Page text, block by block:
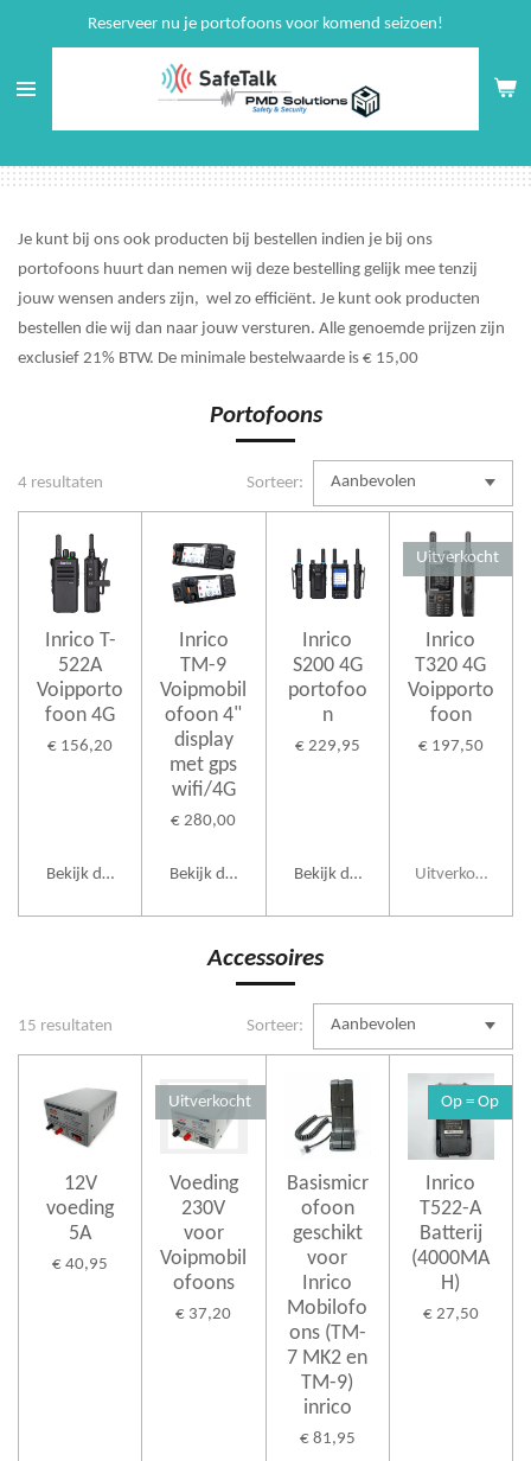
naar
Reserveer nu je portofoons voor komend seizoen!
Je kunt bij ons ook producten bij bestellen indien je bij ons
portofoons huurt dan nemen wij deze bestelling gelijk mee tenzij
jouw wensen anders zijn, wel zo efficiënt. Je kunt ook producten
bestellen die wij dan naar jouw versturen. Alle genoemde prijzen zijn
exclusief 21% BTW. De minimale bestelwaarde is € 15,00
Portofoons
4 resultaten Sorteer:
Inrico T-
522A
Voipporto
foon 4G
€ 156,20
Bekijk details
Inrico
TM-9
Voipmobil
ofoon 4"
display
met gps
wifi/4G
€ 280,00
Bekijk details
Inrico
S200 4G
portofoo
n
€ 229,95
Bekijk details
Uitverkocht
Inrico
T320 4G
Voipporto
foon
€ 197,50
Uitverkocht
Accessoires
15 resultaten Sorteer:
12V
voeding
5A
€ 40,95
Uitverkocht
Voeding
230V
voor
Voipmobil
ofoons
€ 37,20
Basismicr
ofoon
geschikt
voor
Inrico
Mobilofo
ons (TM-
7 MK2 en
TM-9)
inrico
€ 81,95
Op = Op
Inrico
T522-A
Batterij
(4000MA
H)
€ 27,50